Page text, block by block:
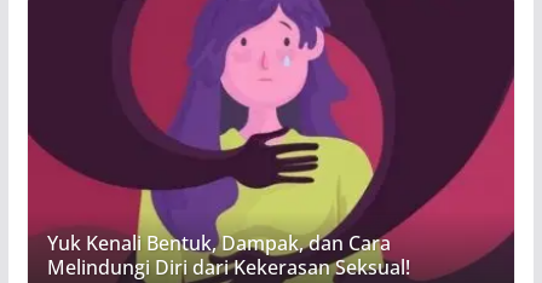
Yuk Kenali Bentuk, Dampak, dan Cara
Melindungi Diri dari Kekerasan Seksual!